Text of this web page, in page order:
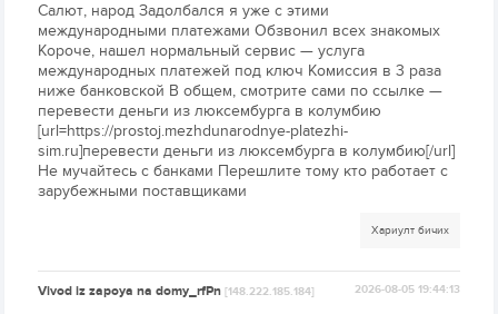
Салют, народ Задолбался я уже с этими
международными платежами Обзвонил всех знакомых
Короче, нашел нормальный сервис — услуга
международных платежей под ключ Комиссия в 3 раза
ниже банковской В общем, смотрите сами по ссылке —
перевести деньги из люксембурга в колумбию
[url=https://prostoj.mezhdunarodnye-platezhi-
sim.ru]перевести деньги из люксембурга в колумбию[/url]
Не мучайтесь с банками Перешлите тому кто работает с
зарубежными поставщиками
Хариулт бичих
Vivod iz zapoya na domy_rfPn[148.222.185.184] 2026-08-05 19:44:13